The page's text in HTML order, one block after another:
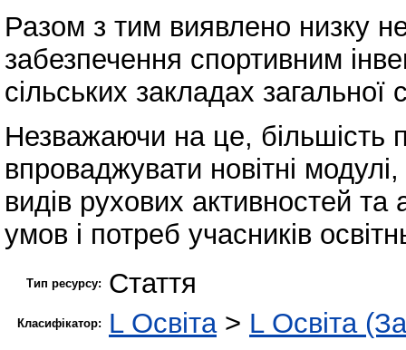
Разом з тим виявлено низку
забезпечення спортивним
сільських закладах загальної
Незважаючи на це, більшість
впроваджувати новітні
видів рухових активностей
умов і потреб учасників
Тип ресурсу: Стаття
Класифікатор: L Освіта> L Освіта